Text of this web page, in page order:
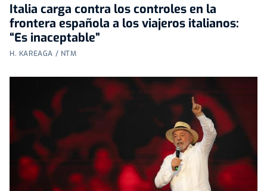
Italia carga contra los controles en la
frontera española a los viajeros italianos:
“Es inaceptable”
H. KAREAGA / NTM